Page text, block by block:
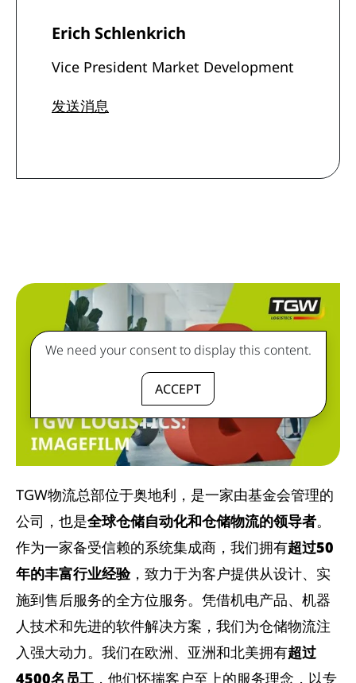
Erich Schlenkrich
Vice President Market Development
发送消息
We need your consent to display this content.
ACCEPT
TGW物流总部位于奥地利，是一家由基金会管理的
公司，也是全球仓储自动化和仓储物流的领导者。
作为一家备受信赖的系统集成商，我们拥有超过50
年的丰富行业经验，致力于为客户提供从设计、实
施到售后服务的全方位服务。凭借机电产品、机器
人技术和先进的软件解决方案，我们为仓储物流注
入强大动力。我们在欧洲、亚洲和北美拥有超过
4500名员工 ，他们怀揣客户至上的服务理念，以专